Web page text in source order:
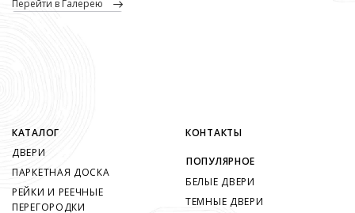
перейти в Галерею
КАТАЛОГ
ДВЕРИ
ПАРКЕТНАЯ ДОСКА
РЕЙКИ И РЕЕЧНЫЕ
ПЕРЕГОРОДКИ
КОНТАКТЫ
ПОПУЛЯРНОЕ
БЕЛЫЕ ДВЕРИ
ТЕМНЫЕ ДВЕРИ